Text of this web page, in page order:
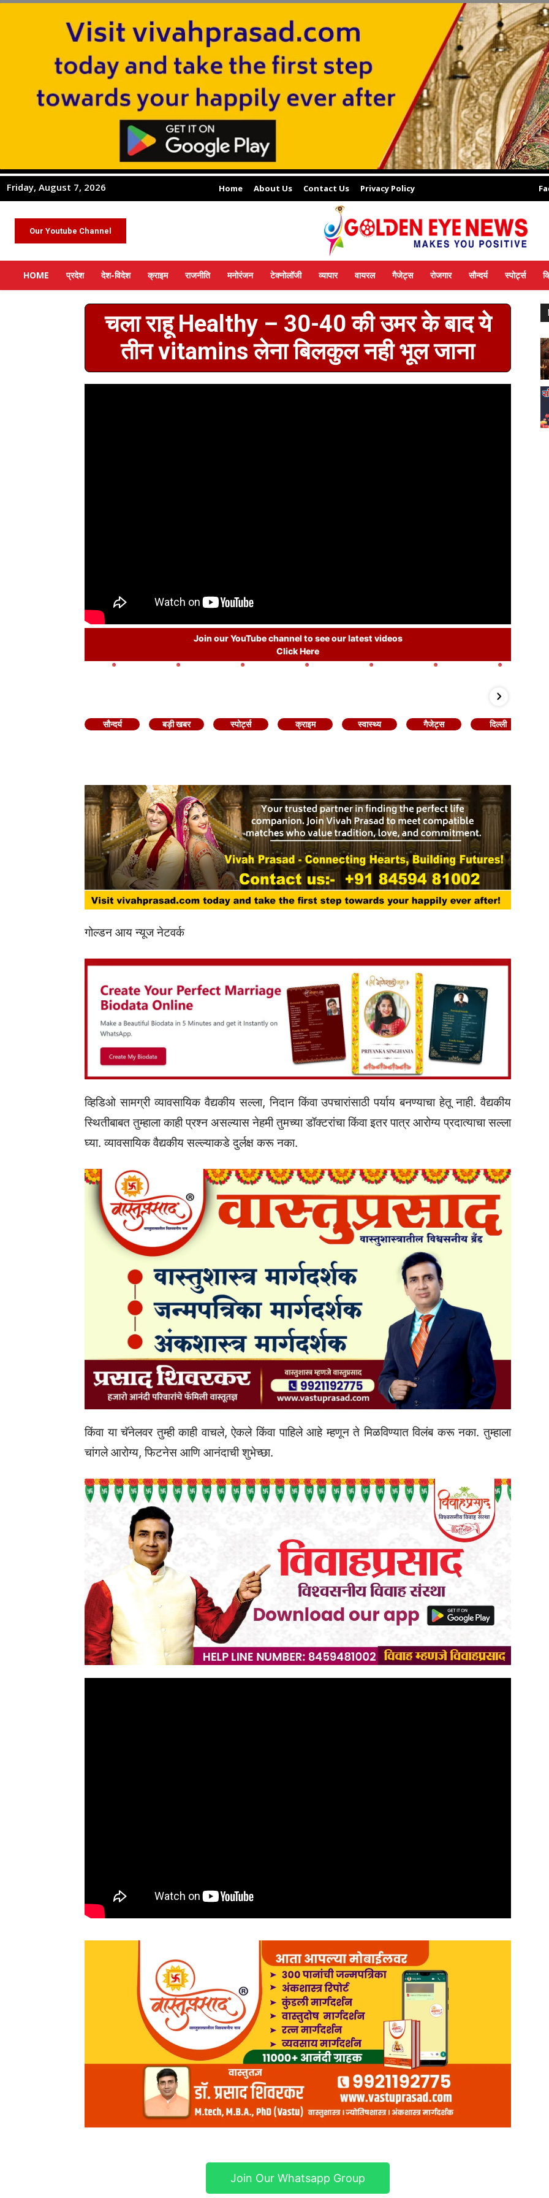
Friday, August 7, 2026 Home About Us Contact Us Privacy Policy
Our Youtube Channel
HOME प्रदेश देश-विदेश क्राइम राजनीति मनोरंजन टेक्नोलॉजी व्यापार वायरल गैजेट्स रोजगार सौन्दर्य स्पोर्ट्स
चला राहू Healthy – 30-40 की उमर के बाद ये
तीन vitamins लेना बिलकुल नही भूल जाना
Join our YouTube channel to see our latest videos
Click Here
सौन्दर्य बड़ी खबर स्पोर्ट्स क्राइम स्वास्थ्य गैजेट्स दिल्ली
गोल्डन आय न्यूज नेटवर्क
व्हिडिओ सामग्री व्यावसायिक वैद्यकीय सल्ला, निदान किंवा उपचारांसाठी पर्याय बनण्याचा हेतू नाही. वैद्यकीय
स्थितीबाबत तुम्हाला काही प्रश्न असल्यास नेहमी तुमच्या डॉक्टरांचा किंवा इतर पात्र आरोग्य प्रदात्याचा सल्ला
घ्या. व्यावसायिक वैद्यकीय सल्ल्याकडे दुर्लक्ष करू नका.
किंवा या चॅनेलवर तुम्ही काही वाचले, ऐकले किंवा पाहिले आहे म्हणून ते मिळविण्यात विलंब करू नका. तुम्हाला
चांगले आरोग्य, फिटनेस आणि आनंदाची शुभेच्छा.
Join Our Whatsapp Group